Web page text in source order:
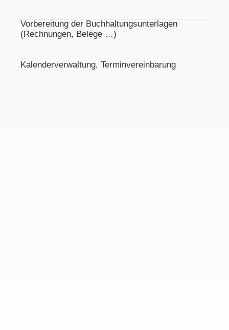
Vorbereitung der Buchhaltungsunterlagen
(Rechnungen, Belege …)
Kalenderverwaltung, Terminvereinbarung